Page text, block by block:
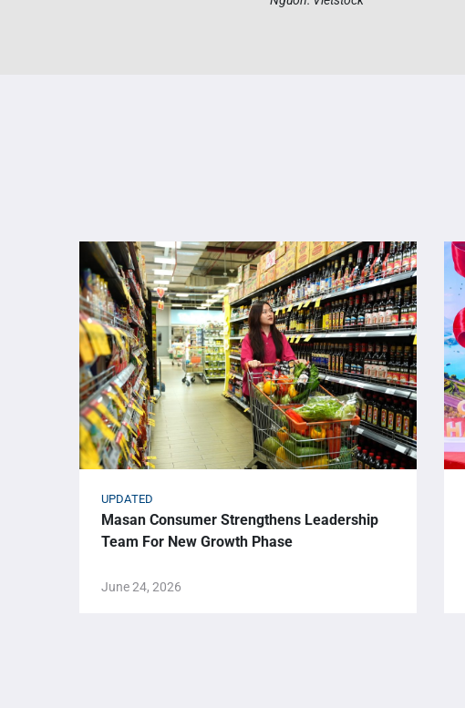
UPDATED
Masan Consumer Strengthens Leadership
Team For New Growth Phase
June 24, 2026